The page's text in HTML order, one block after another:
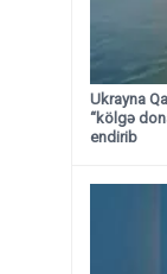
Ukrayna
“kölgə
endirib